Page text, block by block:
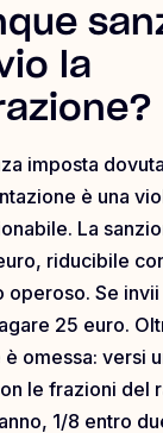
la
imposta
è una
La
riducibile
operoso. Se
25 euro.
omessa: versi
le frazioni del
1/8 entro